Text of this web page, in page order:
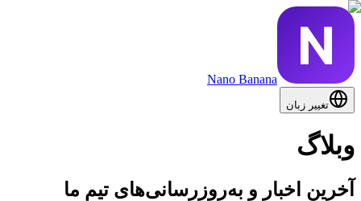
Nano Banana
تغییر زبان
وبلاگ
آخرین اخبار و به‌روزرسانی‌های تیم ما